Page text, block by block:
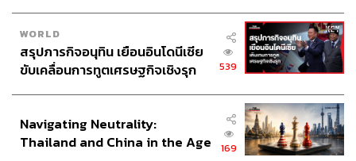
WORLD
สรุปภารกิจอนุทิน เยือนอินโดนีเซีย
ขับเคลื่อนการทูตเศรษฐกิจเชิงรุก
539
Navigating Neutrality:
Thailand and China in the Age
169